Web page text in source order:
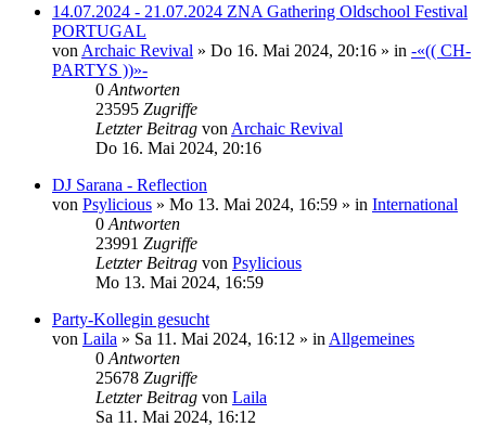
14.07.2024 - 21.07.2024 ZNA Gathering Oldschool Festival
PORTUGAL
von Archaic Revival » Do 16. Mai 2024, 20:16 » in -«(( CH-
PARTYS ))»-
0 Antworten
23595 Zugriffe
Letzter Beitrag von Archaic Revival
Do 16. Mai 2024, 20:16
DJ Sarana - Reflection
von Psylicious » Mo 13. Mai 2024, 16:59 » in International
0 Antworten
23991 Zugriffe
Letzter Beitrag von Psylicious
Mo 13. Mai 2024, 16:59
Party-Kollegin gesucht
von Laila » Sa 11. Mai 2024, 16:12 » in Allgemeines
0 Antworten
25678 Zugriffe
Letzter Beitrag von Laila
Sa 11. Mai 2024, 16:12